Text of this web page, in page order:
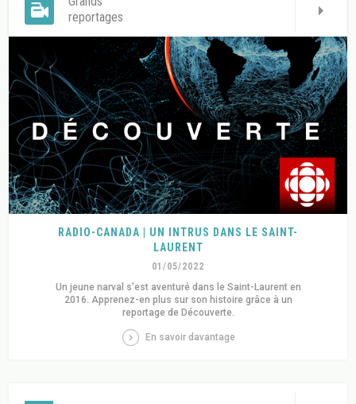
reportages
RADIO-CANADA | UN INTRUS DANS LE SAINT-
LAURENT
01/05/2022
Un jeune narval s’est aventuré dans le Saint-Laurent en
2016. Apprenez-en plus sur son histoire grâce à un
reportage de Découverte.
En savoir davantage